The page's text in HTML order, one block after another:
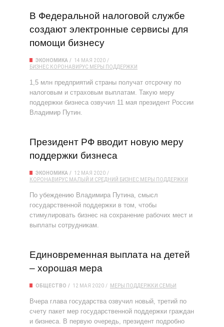
В Федеральной налоговой службе
создают электронные сервисы для
помощи бизнесу
ЭКОНОМИКА
14 МАЯ 2020
БИЗНЕС КОРОНАВИРУС МЕРЫ ПОДДЕРЖКИ
1,5 млн предприятий страны получат отсрочку по
налоговым и страховым выплатам. Такую меру
поддержки бизнеса озвучил 11 мая президент России
Владимир Путин.
Президент РФ вводит новую меру
поддержки бизнеса
ЭКОНОМИКА
12 МАЯ 2020
КОРОНАВИРУС МАЛЫЙ И СРЕДНИЙ БИЗНЕС МЕРЫ ПОДДЕРЖКИ
По убеждению Владимира Путина, смысл
государственной поддержки в том, чтобы
стимулировать бизнес на сохранение рабочих мест и
выплаты сотрудникам.
Единовременная выплата на детей
– хорошая мера
ОБЩЕСТВО 12 МАЯ 2020 МЕРЫ ПОДДЕРЖКИ СЕМЬИ
Вчера глава государства озвучил новый, третий по
счету пакет мер государственной поддержки граждан
и бизнеса. В первую очередь, президент подробно